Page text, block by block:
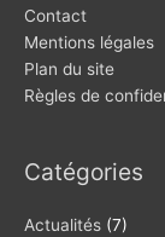
Contact
Mentions légales
Plan du site
Règles de
Catégories
Actualités (7)